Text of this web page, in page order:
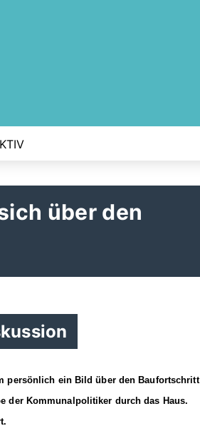
über den
persönlich ein Bild über den Baufortschritt
der Kommunalpolitiker durch das Haus.